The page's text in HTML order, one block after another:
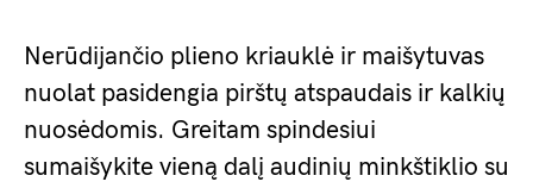
Nerūdijančio plieno kriauklė ir maišytuvas
nuolat pasidengia pirštų atspaudais ir kalkių
nuosėdomis. Greitam spindesiui
sumaišykite vieną dalį audinių minkštiklio su